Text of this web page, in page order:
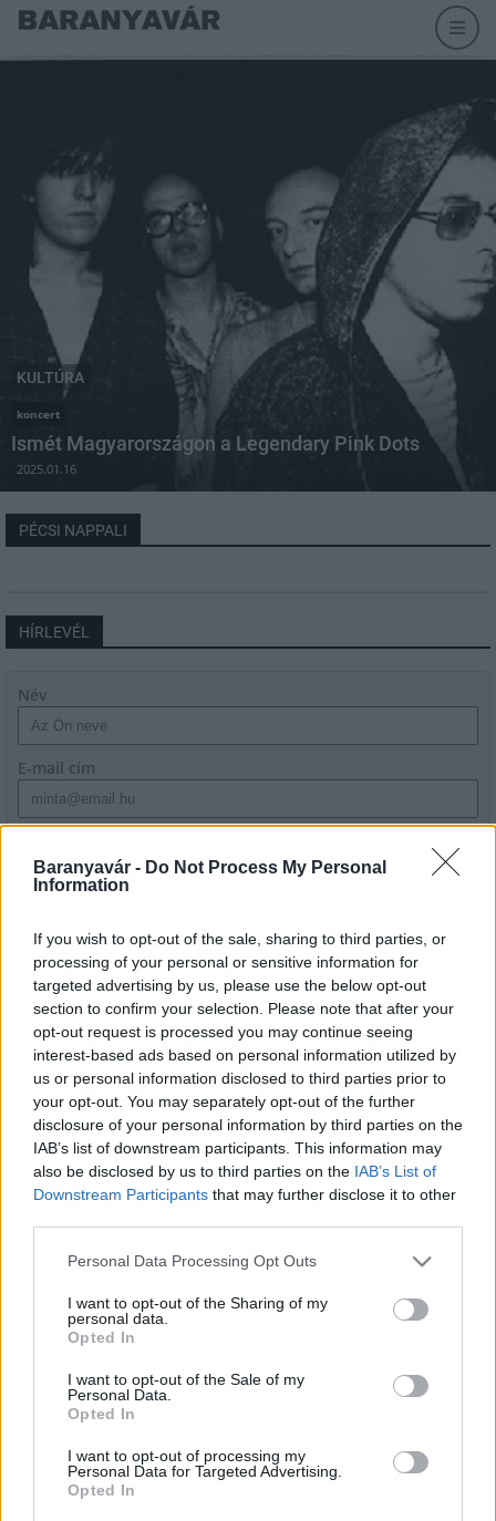
Baranyavár - Do Not Process My Personal
Information
If you wish to opt-out of the sale, sharing to third parties, or
processing of your personal or sensitive information for
targeted advertising by us, please use the below opt-out
section to confirm your selection. Please note that after your
opt-out request is processed you may continue seeing
interest-based ads based on personal information utilized by
us or personal information disclosed to third parties prior to
your opt-out. You may separately opt-out of the further
disclosure of your personal information by third parties on the
IAB’s list of downstream participants. This information may
also be disclosed by us to third parties on the IAB’s List of
Downstream Participants that may further disclose it to other
Please note that this website/app uses one or more Google
not limited to your visit or usage behaviour. You may click to
grant or deny consent to Google and its third-party tags to
use your data for below specified purposes in below Google
consent section.
Personal Data Processing Opt Outs
I want to opt-out of the Sharing of my
personal data.
Opted In
I want to opt-out of the Sale of my
Personal Data.
Opted In
I want to opt-out of processing my
Personal Data for Targeted Advertising.
Opted In
KULTÚRA
koncert
Ismét Magyarországon a Legendary Pink Dots
2025.01.16
PÉCSI NAPPALI
HÍRLEVÉL
Név
E-mail cím
szabályzatot!
HÍRDETÉS
LEGFRISSEBB
Országos hírek
Megérkezett az eső a Duna vízgyűjtőjére
Helyi hírek
másodfokúra csökken a riasztás
Országos hírek
Egyetem